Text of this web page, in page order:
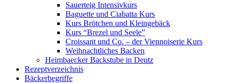
Sauerteig Intensivkurs
Baguette und Ciabatta Kurs
Kurs Brötchen und Kleingebäck
Kurs “Brezel und Seele”
Croissant und Co. – der Viennoiserie Kurs
Weihnachtliches Backen
Heimbaecker Backstube in Deutz
Rezeptverzeichnis
Bäckerbegriffe